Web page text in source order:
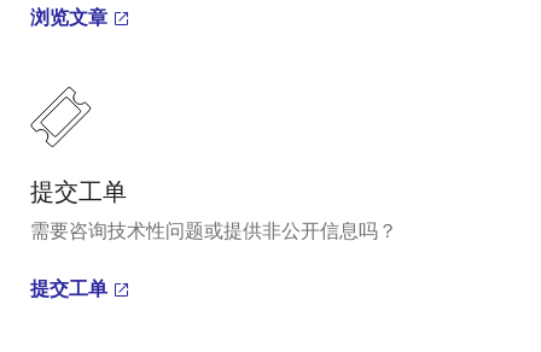
浏览文章
提交工单
需要咨询技术性问题或提供非公开信息吗？
提交工单